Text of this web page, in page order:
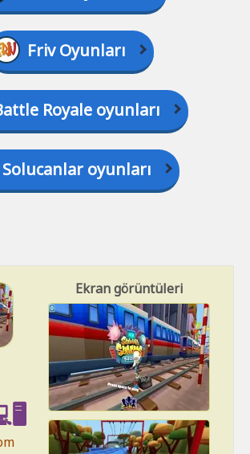
Friv Oyunları
Royale oyunları
Solucanlar oyunları
Ekran görüntüleri